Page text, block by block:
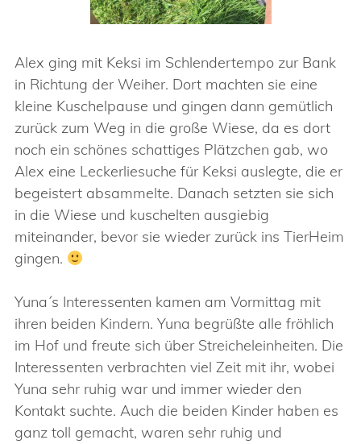
Alex ging mit Keksi im Schlendertempo zur Bank
in Richtung der Weiher. Dort machten sie eine
kleine Kuschelpause und gingen dann gemütlich
zurück zum Weg in die große Wiese, da es dort
noch ein schönes schattiges Plätzchen gab, wo
Alex eine Leckerliesuche für Keksi auslegte, die er
begeistert absammelte. Danach setzten sie sich
in die Wiese und kuschelten ausgiebig
miteinander, bevor sie wieder zurück ins TierHeim
gingen.
Yuna´s Interessenten kamen am Vormittag mit
ihren beiden Kindern. Yuna begrüßte alle fröhlich
im Hof und freute sich über Streicheleinheiten. Die
Interessenten verbrachten viel Zeit mit ihr, wobei
Yuna sehr ruhig war und immer wieder den
Kontakt suchte. Auch die beiden Kinder haben es
ganz toll gemacht, waren sehr ruhig und